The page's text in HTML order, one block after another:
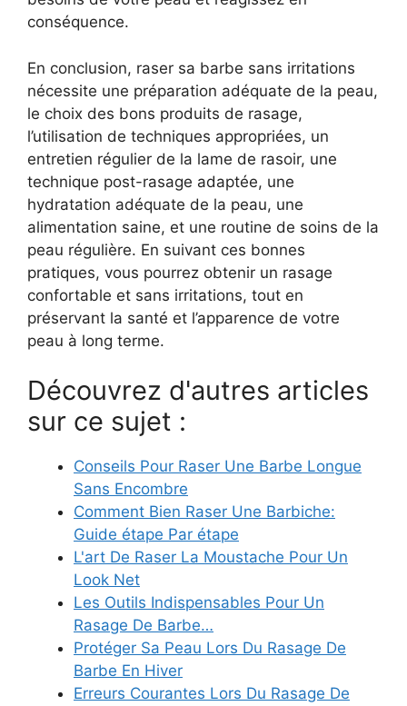
conséquence.
En conclusion, raser sa barbe sans irritations
nécessite une préparation adéquate de la peau,
le choix des bons produits de rasage,
l’utilisation de techniques appropriées, un
entretien régulier de la lame de rasoir, une
technique post-rasage adaptée, une
hydratation adéquate de la peau, une
alimentation saine, et une routine de soins de la
peau régulière. En suivant ces bonnes
pratiques, vous pourrez obtenir un rasage
confortable et sans irritations, tout en
préservant la santé et l’apparence de votre
peau à long terme.
Découvrez d'autres articles
sur ce sujet :
Conseils Pour Raser Une Barbe Longue
Sans Encombre
Comment Bien Raser Une Barbiche:
Guide étape Par étape
L'art De Raser La Moustache Pour Un
Look Net
Les Outils Indispensables Pour Un
Rasage De Barbe…
Protéger Sa Peau Lors Du Rasage De
Barbe En Hiver
Erreurs Courantes Lors Du Rasage De